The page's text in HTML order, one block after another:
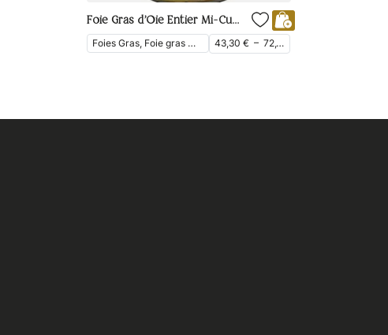
Foie Gras d’Oie Entier Mi-Cuit du Périgord
Foies Gras, Foie gras mi-cuit, Foie gras entier, Foie Gras d'Oie 43,30€ – 72,10